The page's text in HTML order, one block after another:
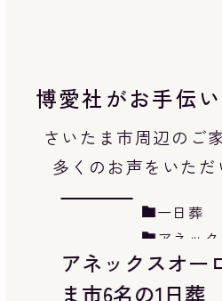
博愛社がお手伝
さいたま市周辺のご
多くのお声をいただ
浦和斎場
直葬/火葬式
浦和斎場｜さい
火葬式